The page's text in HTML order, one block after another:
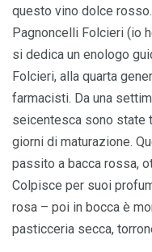
questo vino dolce
Pagnoncelli Folcieri (io
si dedica un enologo
Folcieri, alla quarta
farmacisti. Da una
seicentesca sono state
giorni di maturazione.
passito a bacca rossa,
Colpisce per suoi
rosa – poi in bocca è
pasticceria secca,